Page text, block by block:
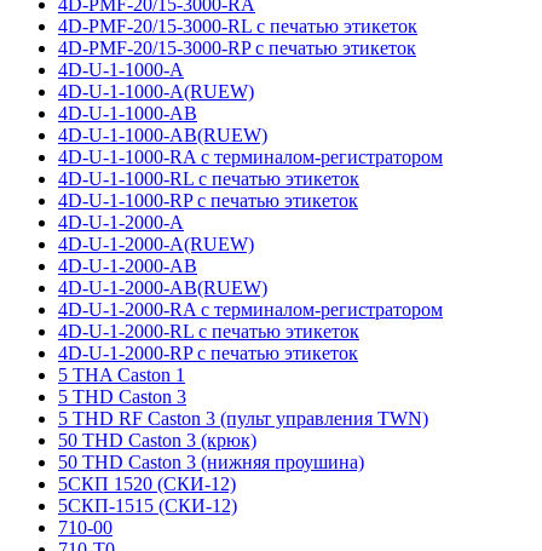
4D-PMF-20/15-3000-RA
4D-PMF-20/15-3000-RL с печатью этикеток
4D-PMF-20/15-3000-RP с печатью этикеток
4D-U-1-1000-A
4D-U-1-1000-A(RUEW)
4D-U-1-1000-AB
4D-U-1-1000-AB(RUEW)
4D-U-1-1000-RA с терминалом-регистратором
4D-U-1-1000-RL с печатью этикеток
4D-U-1-1000-RP с печатью этикеток
4D-U-1-2000-A
4D-U-1-2000-A(RUEW)
4D-U-1-2000-AB
4D-U-1-2000-AB(RUEW)
4D-U-1-2000-RA с терминалом-регистратором
4D-U-1-2000-RL с печатью этикеток
4D-U-1-2000-RP с печатью этикеток
5 THA Caston 1
5 THD Caston 3
5 THD RF Caston 3 (пульт управления TWN)
50 THD Caston 3 (крюк)
50 THD Caston 3 (нижняя проушина)
5СКП 1520 (СКИ-12)
5СКП-1515 (СКИ-12)
710-00